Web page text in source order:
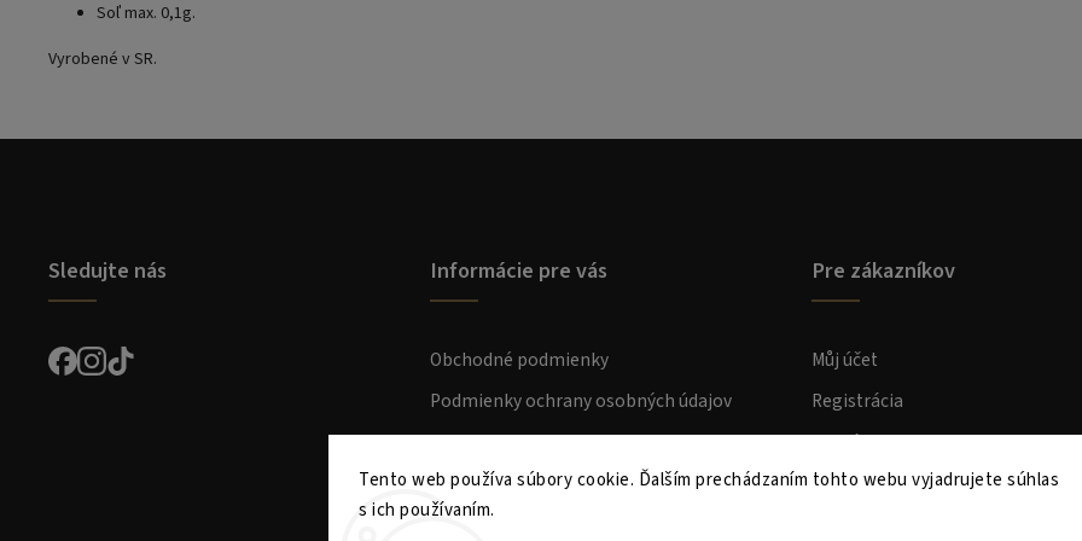
Tento web používa súbory cookie. Ďalším prechádzaním tohto webu vyjadrujete súhlas
s ich používaním.
Soľ max. 0,1g.
Vyrobené v SR.
Sledujte nás Informácie pre vás
Obchodné podmienky
Podmienky ochrany osobných údajov
Preprava a platba
Kontakt
Pre zákazníkov
Můj účet
Registrácia
Prihlásenie